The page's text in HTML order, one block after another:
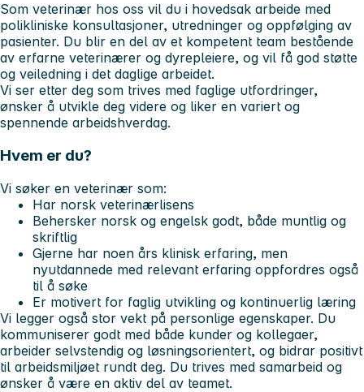
Som veterinær hos oss vil du i hovedsak arbeide med
polikliniske konsultasjoner, utredninger og oppfølging av
pasienter. Du blir en del av et kompetent team bestående
av erfarne veterinærer og dyrepleiere, og vil få god støtte
og veiledning i det daglige arbeidet.
Vi ser etter deg som trives med faglige utfordringer,
ønsker å utvikle deg videre og liker en variert og
spennende arbeidshverdag.
Hvem er du?
Vi søker en veterinær som:
Har norsk veterinærlisens
Behersker norsk og engelsk godt, både muntlig og
skriftlig
Gjerne har noen års klinisk erfaring, men
nyutdannede med relevant erfaring oppfordres også
til å søke
Er motivert for faglig utvikling og kontinuerlig læring
Vi legger også stor vekt på personlige egenskaper. Du
kommuniserer godt med både kunder og kollegaer,
arbeider selvstendig og løsningsorientert, og bidrar positivt
til arbeidsmiljøet rundt deg. Du trives med samarbeid og
ønsker å være en aktiv del av teamet.